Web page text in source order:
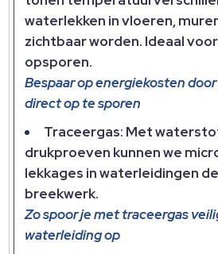
waterlekken in vloeren,
zichtbaar worden. Ideaal
opsporen.
Bespaar op energiekosten
direct op te sporen
Traceergas: Met
drukproeven kunnen we
lekkages in waterleidingen
breekwerk.
Zo spoor je met traceergas
waterleiding op